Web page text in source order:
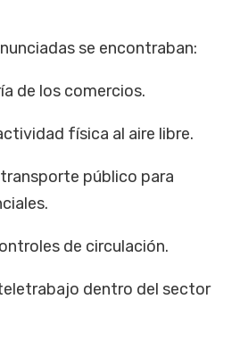
se encontraban:
de los comercios.
física al aire libre.
público para
de circulación.
dentro del sector